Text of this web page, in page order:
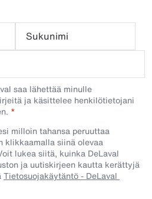
Sukunimi
saa lähettää minulle
ja käsittelee henkilötietojani
milloin tahansa peruuttaa
klikkaamalla siinä olevaa
lukea siitä, kuinka DeLaval
ja uutiskirjeen kautta kerättyjä
Tietosuojakäytäntö - DeLaval